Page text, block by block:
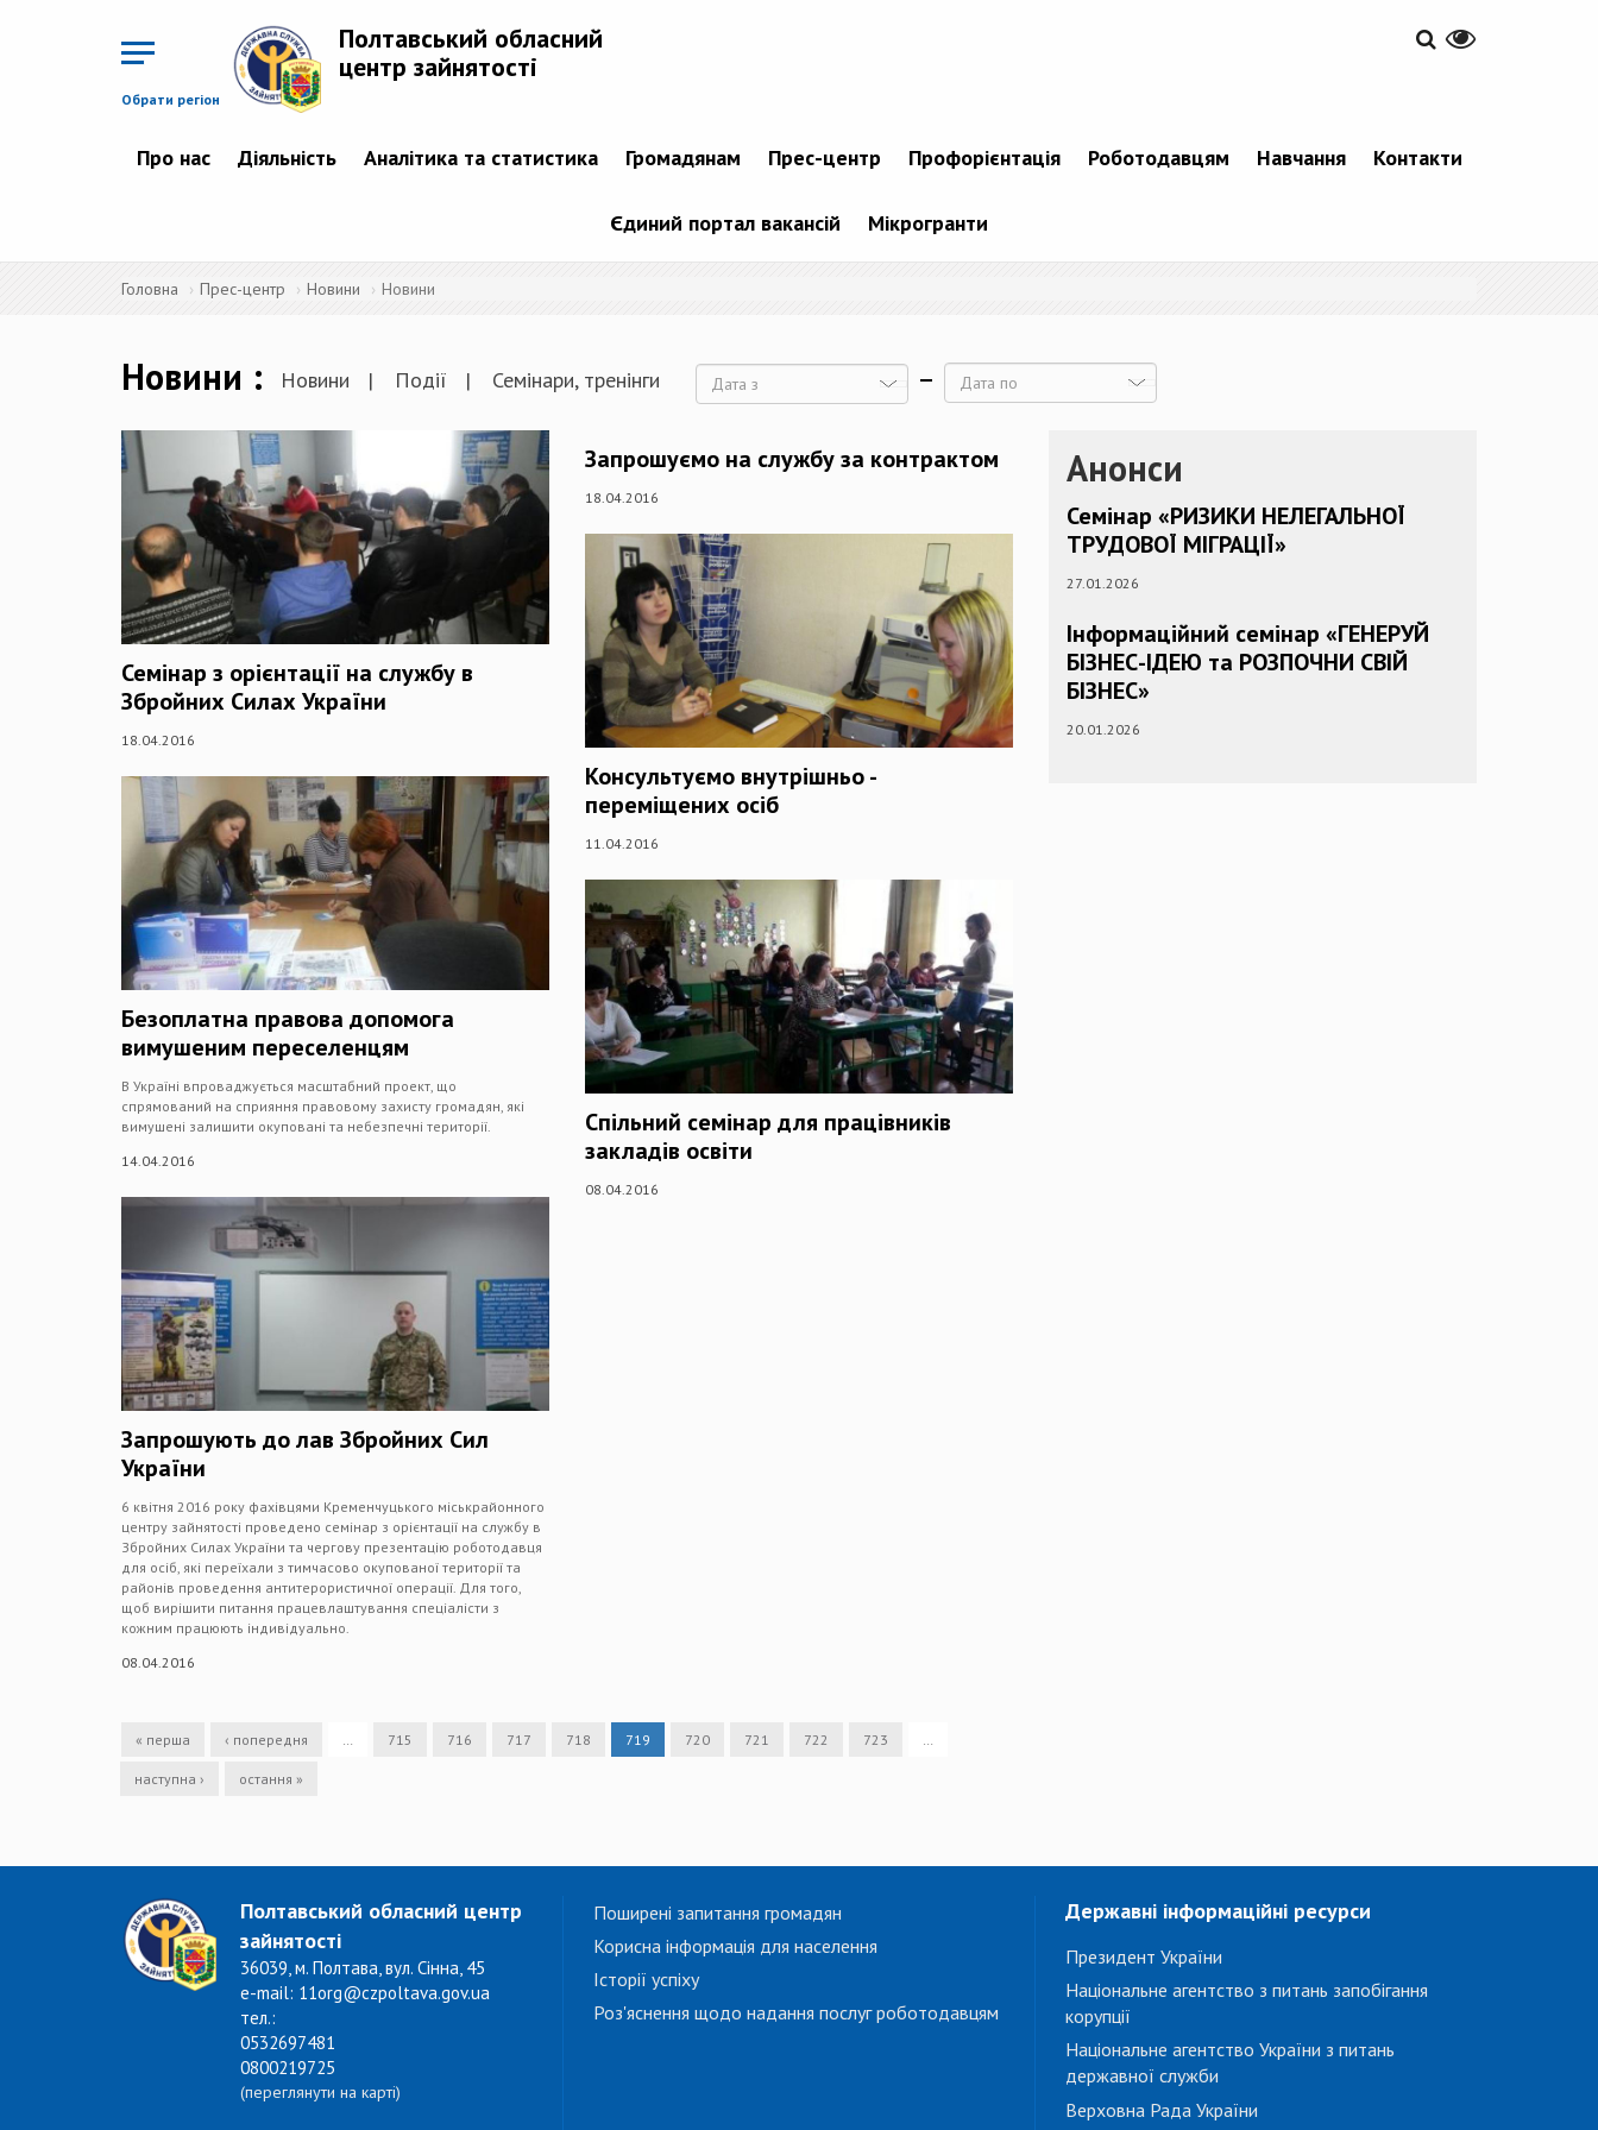
Обрати регіон
Полтавський обласний
центр зайнятості
Про нас Діяльність Аналітика та статистика Громадянам Прес-центр Профорієнтація Роботодавцям Навчання Контакти
Єдиний портал вакансій Мікрогранти
Головна Прес-центр Новини Новини
Новини Новини Події Семінари, тренінги
Семінар з орієнтації на службу в
Збройних Силах України
18.04.2016
Безоплатна правова допомога
вимушеним переселенцям
В Україні впроваджується масштабний проект, що
спрямований на сприяння правовому захисту громадян, які
вимушені залишити окуповані та небезпечні території.
14.04.2016
Запрошують до лав Збройних Сил
України
6 квітня 2016 року фахівцями Кременчуцького міськрайонного
центру зайнятості проведено семінар з орієнтації на службу в
Збройних Силах України та чергову презентацію роботодавця
для осіб, які переїхали з тимчасово окупованої території та
районів проведення антитерористичної операції. Для того,
щоб вирішити питання працевлаштування спеціалісти з
кожним працюють індивідуально.
08.04.2016
Запрошуємо на службу за контрактом
18.04.2016
Консультуємо внутрішньо -
переміщених осіб
11.04.2016
Спільний семінар для працівників
закладів освіти
08.04.2016
« перша ‹ попередня … 715 716 717 718 719 720 721 722 723 …
наступна › остання »
Анонси
Семінар «РИЗИКИ НЕЛЕГАЛЬНОЇ
ТРУДОВОЇ МІГРАЦІЇ»
27.01.2026
Інформаційний семінар «ГЕНЕРУЙ
БІЗНЕС-ІДЕЮ та РОЗПОЧНИ СВІЙ
БІЗНЕС»
20.01.2026
Полтавський обласний центр
зайнятості
36039, м. Полтава, вул. Сінна, 45
e-mail: 11org@czpoltava.gov.ua
тел.:
0532697481
0800219725
(переглянути на карті)
Поширені запитання громадян
Корисна інформація для населення
Історії успіху
Роз'яснення щодо надання послуг роботодавцям
Державні інформаційні ресурси
Президент України
Національне агентство з питань запобігання
корупції
Національне агентство України з питань
державної служби
Верховна Рада України